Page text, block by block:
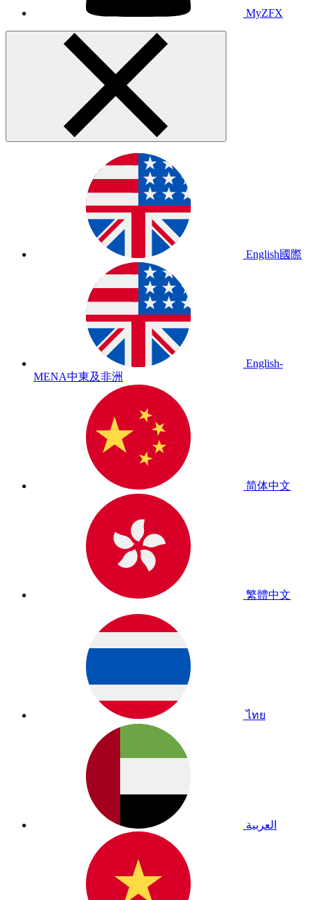
MyZFX
English國際
English-
MENA中東及非洲
简体中文
繁體中文
ไทย
العربية